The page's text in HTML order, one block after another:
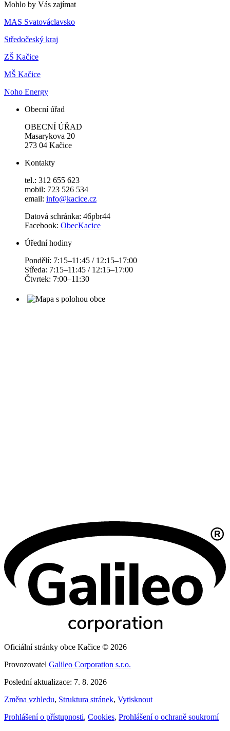
Mohlo by Vás zajímat
MAS Svatováclavsko
Středočeský kraj
ZŠ Kačice
MŠ Kačice
Noho Energy
Obecní úřad
OBECNÍ ÚŘAD
Masarykova 20
273 04 Kačice
Kontakty
tel.: 312 655 623
mobil: 723 526 534
email: info@kacice.cz
Datová schránka: 46pbr44
Facebook: ObecKacice
Úřední hodiny
Pondělí: 7:15–11:45 / 12:15–17:00
Středa: 7:15–11:45 / 12:15–17:00
Čtvrtek: 7:00–11:30
Oficiální stránky obce Kačice © 2026
Provozovatel Galileo Corporation s.r.o.
Poslední aktualizace: 7. 8. 2026
Změna vzhledu, Struktura stránek, Vytisknout
Prohlášení o přístupnosti, Cookies, Prohlášení o ochraně soukromí